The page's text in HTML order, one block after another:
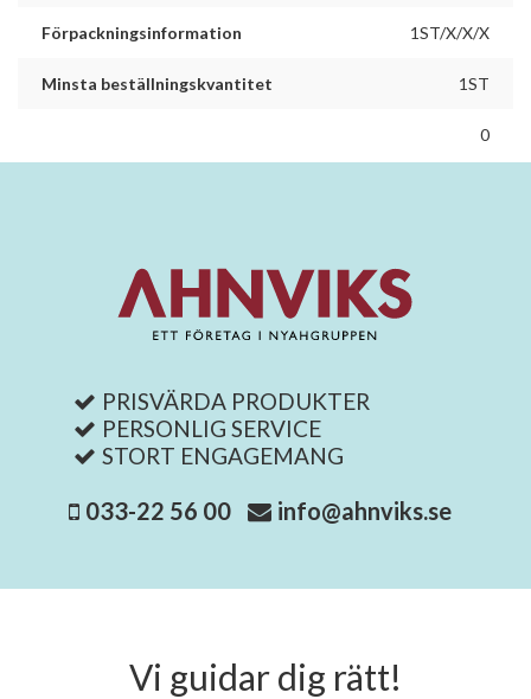
Förpackningsinformation 1ST/X/X/X
Minsta beställningskvantitet 1ST
0
PRISVÄRDA PRODUKTER
PERSONLIG SERVICE
STORT ENGAGEMANG
033-22 56 00 info@ahnviks.se
Vi guidar dig rätt!